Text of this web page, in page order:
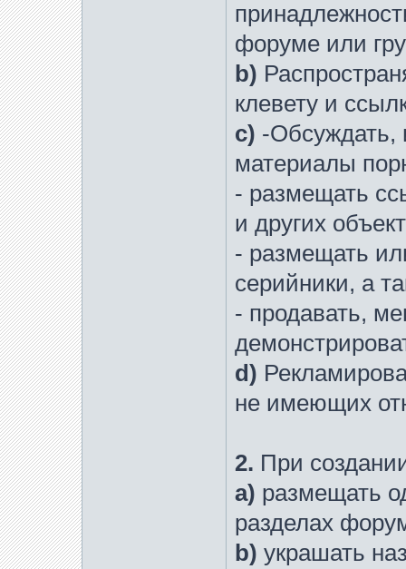
форуме или
b)
клевету и
c) -Обсуждать,
материалы
- размещать
и других
- размещать
серийники, а
- продавать,
d)
не имеющих
2. При
a) размещать
разделах
b) украшать